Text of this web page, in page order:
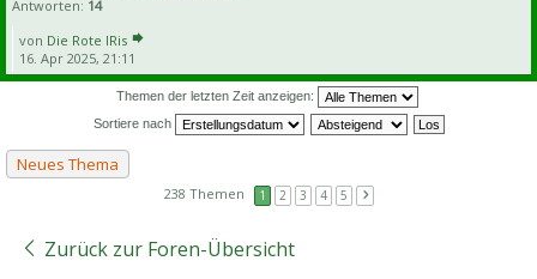
Antworten: 14
von Die Rote IRis
16. Apr 2025, 21:11
Themen der letzten Zeit anzeigen:
Sortiere nach
Neues Thema
238 Themen 1 2 3 4 5
Zurück zur Foren-Übersicht